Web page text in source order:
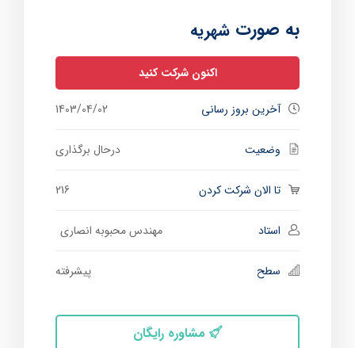
به صورت شهریه
اکنون شرکت کنید
آخرین بروز رسانی 1403/04/02
وضعیت درحال برگذاری
تا الان شرکت کردن 216
استاد مهندس محبوبه انصاری
سطح پیشرفته
مشاوره رایگان